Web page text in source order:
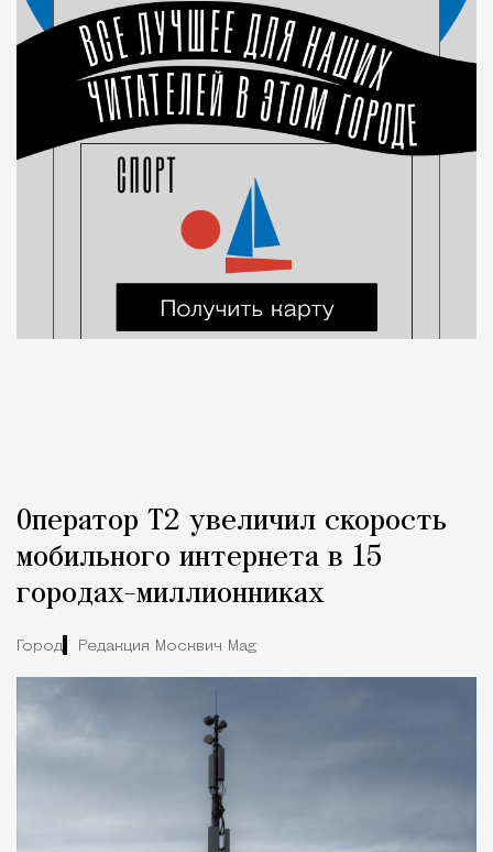
Оператор Т2 увеличил скорость
мобильного интернета в 15
городах-миллионниках
Город Редакция Москвич Mag